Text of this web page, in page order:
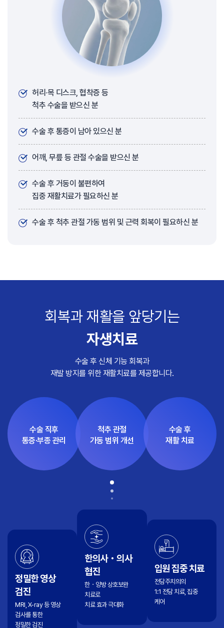
허리·목 디스크, 협착증 등
척추 수술을 받으신 분
수술 후 통증이 남아 있으신 분
어깨, 무릎 등 관절 수술을 받으신 분
수술 후 거동이 불편하여
집중 재활치료가 필요하신 분
수술 후 척추 관절 가동 범위 및 근력 회복이 필요하신 분
회복과 재활을 앞당기는
자생치료
수술 후 신체 기능 회복과
재발 방지를 위한 재활치료를 제공합니다.
수술 직후
통증·부종 관리
척추 관절
가동 범위 개선
수술 후
재활 치료
정밀한 영상
검진
MRI, X-ray 등 영상
검사를 통한
정밀한 검진
한의사・의사
협진
한・양방 상호보완
치료로
치료 효과 극대화
입원 집중 치료
전담주치의의
1:1 전담 치료, 집중
케어